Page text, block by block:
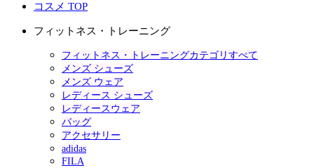
コスメ TOP
フィットネス・トレーニング
フィットネス・トレーニングカテゴリすべて
メンズ シューズ
メンズ ウェア
レディース シューズ
レディースウェア
バッグ
アクセサリー
adidas
FILA